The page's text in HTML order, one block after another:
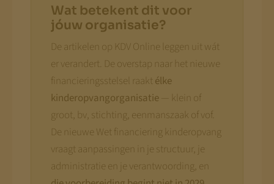
Wat betekent dit voor
jóuw organisatie?
De artikelen op KDV Online leggen uit wát
er verandert. De overstap naar het nieuwe
financieringsstelsel raakt élke
kinderopvangorganisatie— klein of
groot, bv, stichting, eenmanszaak of vof.
De nieuwe Wet financiering kinderopvang
vraagt aanpassingen in je structuur, je
administratie en je verantwoording, en